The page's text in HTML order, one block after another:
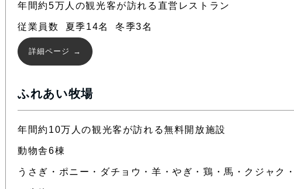
年間約5万人の観光客が訪れる直営レストラン
従業員数 夏季14名 冬季3名
詳細ページ
ふれあい牧場
年間約10万人の観光客が訪れる無料開放施設
動物舎6棟
うさぎ・ポニー・ダチョウ・羊・やぎ・鶏・馬・クジャク